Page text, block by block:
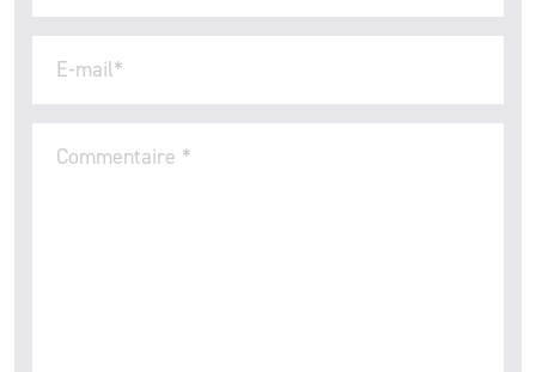
Commentaire *
E-mail*